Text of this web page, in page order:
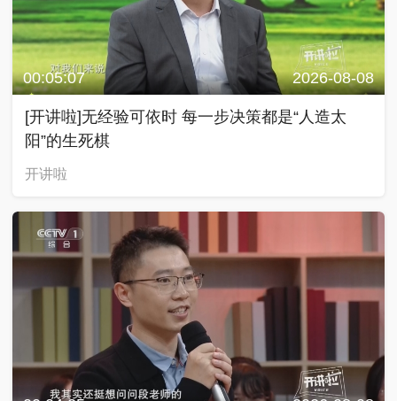
00:05:07 2026-08-08
[开讲啦]无经验可依时 每一步决策都是“人造太
阳”的生死棋
开讲啦